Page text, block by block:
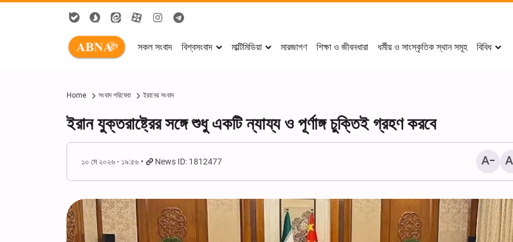
সকল সংবাদ বিশ্বসংবাদ মাল্টিমিডিয়া মারজাগণ শিক্ষা ও জীবনধারা ধর্মীয় ও সাংস্কৃতিক স্থান সমূহ বিবিধ
Home সংবাদ পরিষেবা ইরানের সংবাদ
ইরান যুক্তরাষ্ট্রের সঙ্গে শুধু একটি ন্যায্য ও পূর্ণাঙ্গ চুক্তিই গ্রহণ করবে
১০ মে ২০২৬ - ১৯:৫৬ News ID: 1812477
দামেস্কে আয়াতুল্লাহ মির্জা
হুসাইনিয়াহ-তে আরবাইন